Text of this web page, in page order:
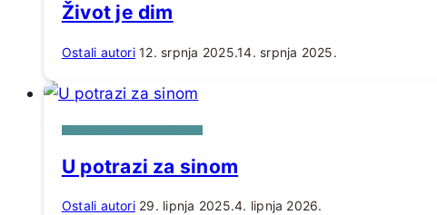
Život je dim
Ostali autori 12. srpnja 2025.14. srpnja 2025.
U potrazi za sinom
Ostali autori 29. lipnja 2025.4. lipnja 2026.